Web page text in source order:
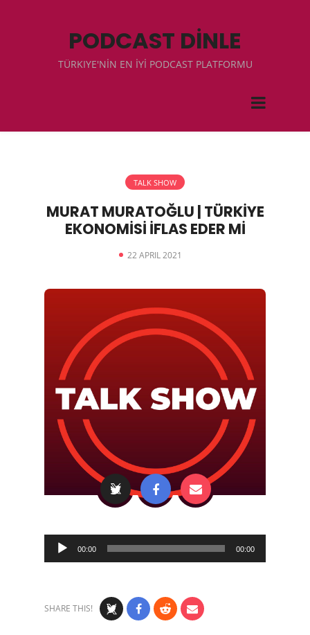
PODCAST DİNLE
TÜRKIYE'NİN EN İYİ PODCAST PLATFORMU
TALK SHOW
MURAT MURATOĞLU | TÜRKİYE
EKONOMİSİ İFLAS EDER Mİ
22 APRIL 2021
Audio
Player
00:00 00:00
SHARE THIS!